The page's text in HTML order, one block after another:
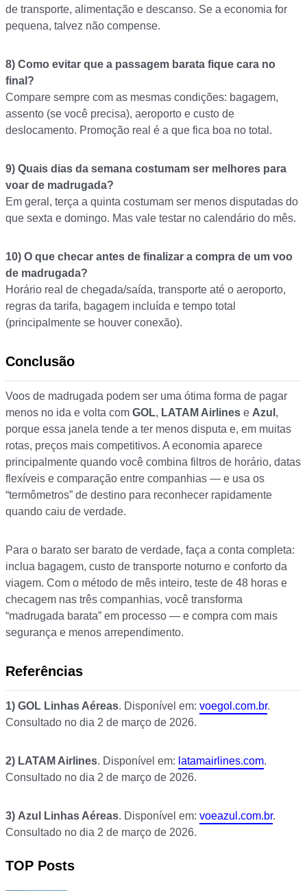
de transporte, alimentação e descanso. Se a economia for
pequena, talvez não compense.
8) Como evitar que a passagem barata fique cara no
final?
Compare sempre com as mesmas condições: bagagem,
assento (se você precisa), aeroporto e custo de
deslocamento. Promoção real é a que fica boa no total.
9) Quais dias da semana costumam ser melhores para
voar de madrugada?
Em geral, terça a quinta costumam ser menos disputadas do
que sexta e domingo. Mas vale testar no calendário do mês.
10) O que checar antes de finalizar a compra de um voo
de madrugada?
Horário real de chegada/saída, transporte até o aeroporto,
regras da tarifa, bagagem incluída e tempo total
(principalmente se houver conexão).
Conclusão
Voos de madrugada podem ser uma ótima forma de pagar
menos no ida e volta com GOL, LATAM Airlines e Azul ,
porque essa janela tende a ter menos disputa e, em muitas
rotas, preços mais competitivos. A economia aparece
principalmente quando você combina filtros de horário, datas
flexíveis e comparação entre companhias — e usa os
“termômetros” de destino para reconhecer rapidamente
quando caiu de verdade.
Para o barato ser barato de verdade, faça a conta completa:
inclua bagagem, custo de transporte noturno e conforto da
viagem. Com o método de mês inteiro, teste de 48 horas e
checagem nas três companhias, você transforma
“madrugada barata” em processo — e compra com mais
segurança e menos arrependimento.
Referências
1) GOL Linhas Aéreas. Disponível em: voegol.com.br.
Consultado no dia 2 de março de 2026.
2) LATAM Airlines. Disponível em: latamairlines.com.
Consultado no dia 2 de março de 2026.
3) Azul Linhas Aéreas. Disponível em: voeazul.com.br.
Consultado no dia 2 de março de 2026.
TOP Posts